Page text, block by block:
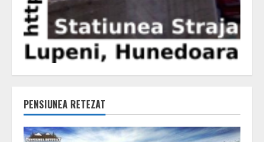
PENSIUNEA RETEZAT